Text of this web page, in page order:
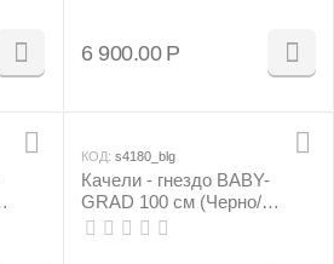
6 900.00 Р
КОД: s4180_blg
Качели - гнездо BABY-
GRAD 100 см (Черно/
салатовый)